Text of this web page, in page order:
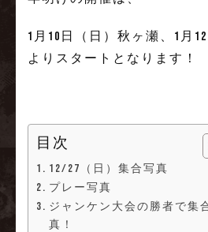
1月10日（日）秋ヶ瀬、1月
よりスタートとなります！
目次
12/27（日）集合写真
プレー写真
ジャンケン大会の勝者で集
真！